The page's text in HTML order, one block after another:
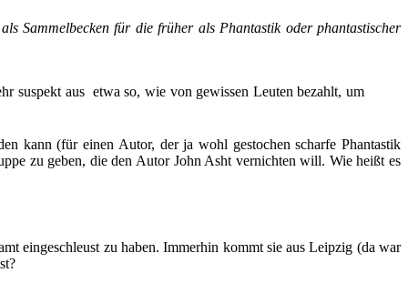
Sammelbecken für die früher als Phantastik oder phantastischer
suspekt aus  etwa so, wie von gewissen Leuten bezahlt, um
kann (für einen Autor, der ja wohl gestochen scharfe Phantastik
zu geben, die den Autor John Asht vernichten will. Wie heißt es
eingeschleust zu haben. Immerhin kommt sie aus Leipzig (da war